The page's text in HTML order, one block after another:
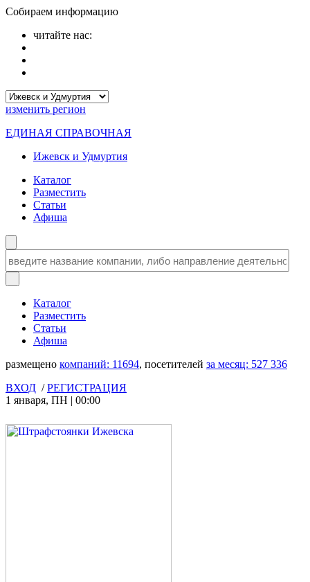
Собираем информацию
читайте нас:
изменить регион
ЕДИНАЯ СПРАВОЧНАЯ
Ижевск и Удмуртия
Каталог
Разместить
Статьи
Афиша
Каталог
Разместить
Статьи
Афиша
размещено компаний: 11694, посетителей за месяц: 527 336
ВХОД /РЕГИСТРАЦИЯ
1 января, ПН | 00:00